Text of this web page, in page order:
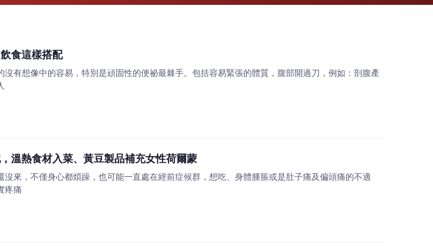
食這樣搭配
有想像中的容易，特別是頑固性的便祕最棘手。包括容易緊張的體質，腹部開過刀，例如：剖腹產
溫熱食材入菜、黃豆製品補充女性荷爾蒙
來，不僅身心都煩躁，也可能一直處在經前症候群，想吃、身體腫脹或是肚子痛及偏頭痛的不適
疼痛